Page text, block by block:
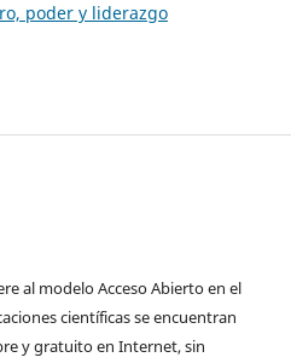
poder y liderazgo
al modelo Acceso Abierto en el
científicas se encuentran
y gratuito en Internet, sin